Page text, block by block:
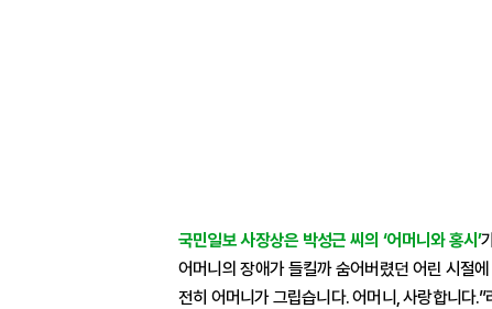
국민일보 사장상은 박성근 씨의 ‘어머니와 홍시’
어머니의 장애가 들킬까 숨어버렸던 어린 시절
전히 어머니가 그립습니다. 어머니, 사랑합니다